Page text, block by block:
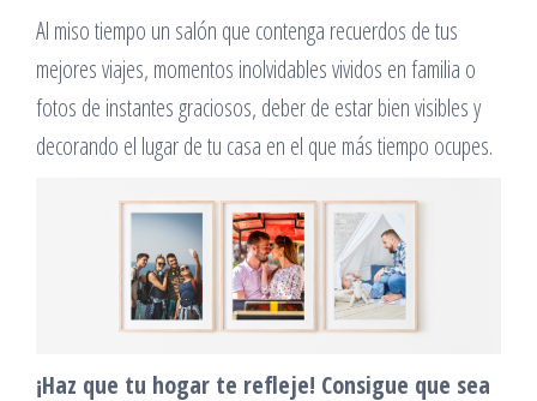
Al miso tiempo un salón que contenga recuerdos de tus
mejores viajes, momentos inolvidables vividos en familia o
fotos de instantes graciosos, deber de estar bien visibles y
decorando el lugar de tu casa en el que más tiempo ocupes.
¡Haz que tu hogar te refleje! Consigue que sea